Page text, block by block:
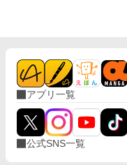
アプリ一覧
公式SNS一覧